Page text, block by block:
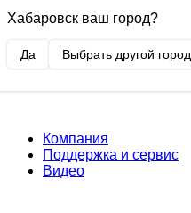
Хабаровск ваш город?
Да Выбрать другой город
Компания
Поддержка и сервис
Видео